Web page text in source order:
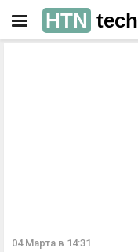
HTN tech
04 Марта в 14:31